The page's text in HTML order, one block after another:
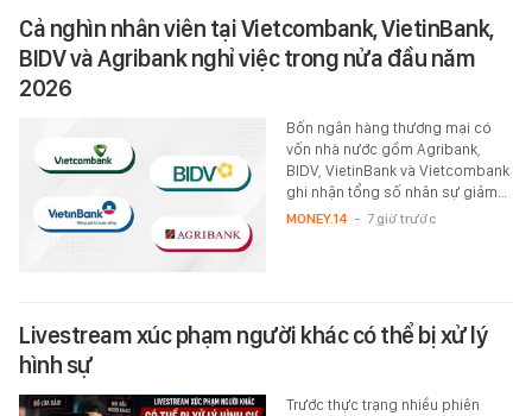
Cả nghìn nhân viên tại Vietcombank, VietinBank,
BIDV và Agribank nghỉ việc trong nửa đầu năm
2026
Bốn ngân hàng thương mại có
vốn nhà nước gồm Agribank,
BIDV, VietinBank và Vietcombank
ghi nhận tổng số nhân sự giảm…
MONEY.14 - 7 giờ trước
Livestream xúc phạm người khác có thể bị xử lý
hình sự
Trước thực trạng nhiều phiên